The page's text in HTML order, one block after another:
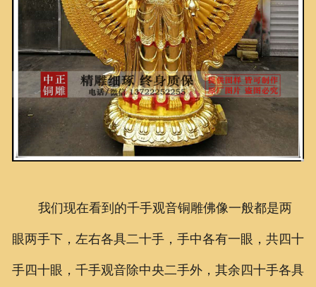
我们现在看到的千手观音铜雕佛像一般都是两
眼两手下，左右各具二十手，手中各有一眼，共四十
手四十眼，千手观音除中央二手外，其余四十手各具